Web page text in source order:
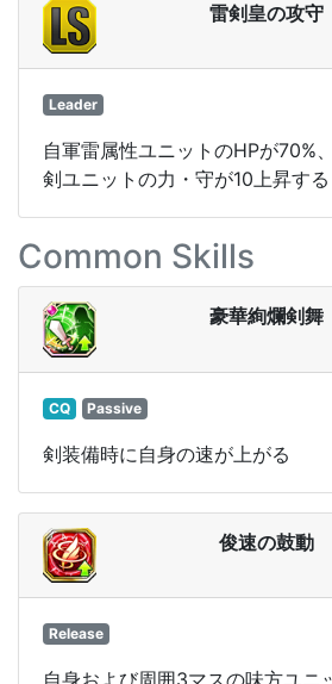
雷剣皇の攻守
Leader
自軍雷属性ユニットのHPが70%
剣ユニットの力・守が10上昇する
Common Skills
豪華絢爛剣舞
CQ Passive
剣装備時に自身の速が上がる
俊速の鼓動
Release